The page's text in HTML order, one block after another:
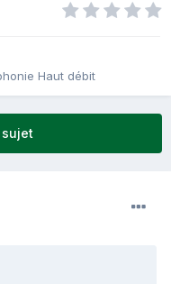
Haut débit